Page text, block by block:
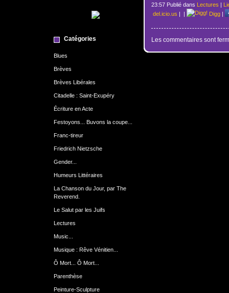
Catégories
Blues
Brèves
Brèves Libérales
Citadelle : Saint-Exupéry
Écriture en Acte
Festoyons... Buvons la coupe...
Franc-tireur
Friedrich Nietzsche
Gender...
Humeurs Littéraires
La Chanson du Jour, par The
Reverend.
Le Salut par les Juifs
Lectures
Music...
Musique : Rêve Vénitien...
Ô Mort... Ô Mort...
Parenthèse
Peinture-Sculpture
23:57 Publié dans Lectures |
del.icio.us | | Digg|
Les commentaires sont